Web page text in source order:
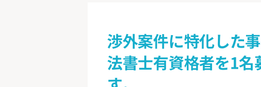
渉外案件に特化した
法書士有資格者を1名